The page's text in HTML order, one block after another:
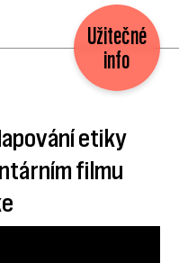
Užitečné
info
etiky
filmu